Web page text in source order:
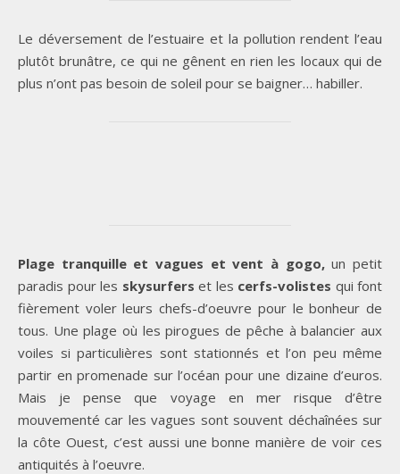
Le déversement de l’estuaire et la pollution rendent l’eau
plutôt brunâtre, ce qui ne gênent en rien les locaux qui de
plus n’ont pas besoin de soleil pour se baigner… habiller.
Plage tranquille et vagues et vent à gogo,un petit
paradis pour les skysurfers et les cerfs-volistes qui font
fièrement voler leurs chefs-d’oeuvre pour le bonheur de
tous. Une plage où les pirogues de pêche à balancier aux
voiles si particulières sont stationnés et l’on peu même
partir en promenade sur l’océan pour une dizaine d’euros.
Mais je pense que voyage en mer risque d’être
mouvementé car les vagues sont souvent déchaînées sur
la côte Ouest, c’est aussi une bonne manière de voir ces
antiquités à l’oeuvre.